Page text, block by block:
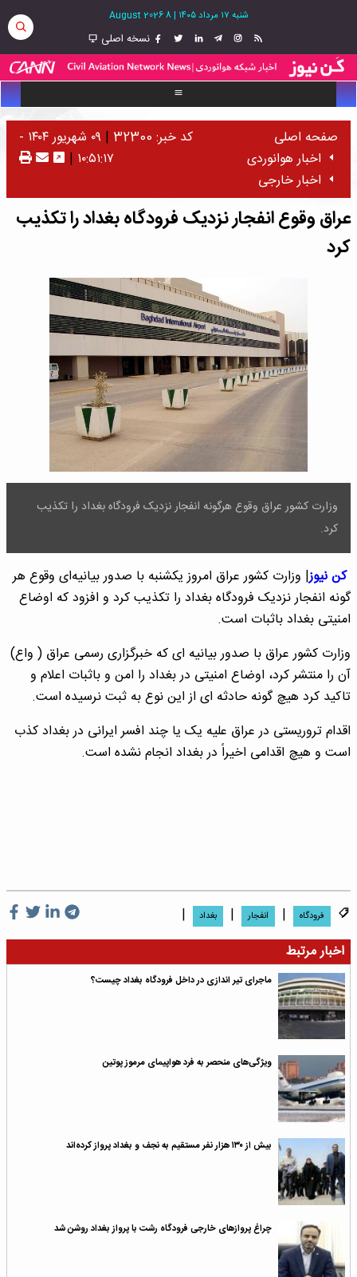
شنبه ۱۷ مرداد ۱۴۰۵ |
8 August 2026
نسخه اصلی
صفحه اصلی
اخبار هوانوردی
اخبار خارجی
کد خبر: 32300 |
۰۹ شهریور ۱۴۰۴ -
۱۰:۵۱:۱۷ |
عراق وقوع انفجار نزدیک فرودگاه بغداد را تکذیب
کرد
وزارت کشور عراق وقوع هرگونه انفجار نزدیک فرودگاه بغداد را تکذیب
کرد.
کن نیوز| وزارت کشور عراق امروز یکشنبه با صدور بیانیه‌ای وقوع هر
گونه انفجار نزدیک فرودگاه بغداد را تکذیب کرد و افزود که اوضاع
امنیتی بغداد باثبات است.
وزارت کشور عراق با صدور بیانیه ای که خبرگزاری رسمی عراق ( واع)
آن را منتشر کرد، اوضاع امنیتی در بغداد را امن و باثبات اعلام و
تاکید کرد هیچ گونه حادثه ای از این نوع به ثبت نرسیده است.
اقدام تروریستی در عراق علیه یک یا چند افسر ایرانی در بغداد کذب
است و هیچ اقدامی اخیراً در بغداد انجام نشده است.
فرودگاه | انفجار | بغداد
|
اخبار مرتبط
ماجرای تیر اندازی در داخل فرودگاه بغداد چیست؟
ویژگی‌های منحصر به فرد هواپیمای مرموز پوتین
بیش از ۱۳۰ هزار نفر مستقیم به نجف و بغداد پرواز کرده‌اند
چراغ پروازهای خارجی فرودگاه رشت با پرواز بغداد روشن شد